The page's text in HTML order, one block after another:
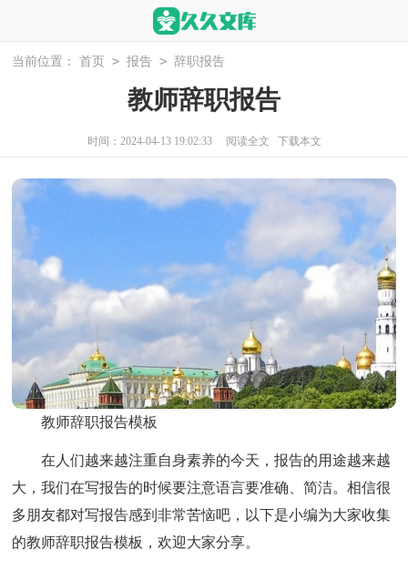
当前位置： 首页 > 报告 > 辞职报告
教师辞职报告
时间：2024-04-13 19:02:33 阅读全文 下载本文
教师辞职报告模板
在人们越来越注重自身素养的今天，报告的用途越来越
大，我们在写报告的时候要注意语言要准确、简洁。相信很
多朋友都对写报告感到非常苦恼吧，以下是小编为大家收集
的教师辞职报告模板，欢迎大家分享。